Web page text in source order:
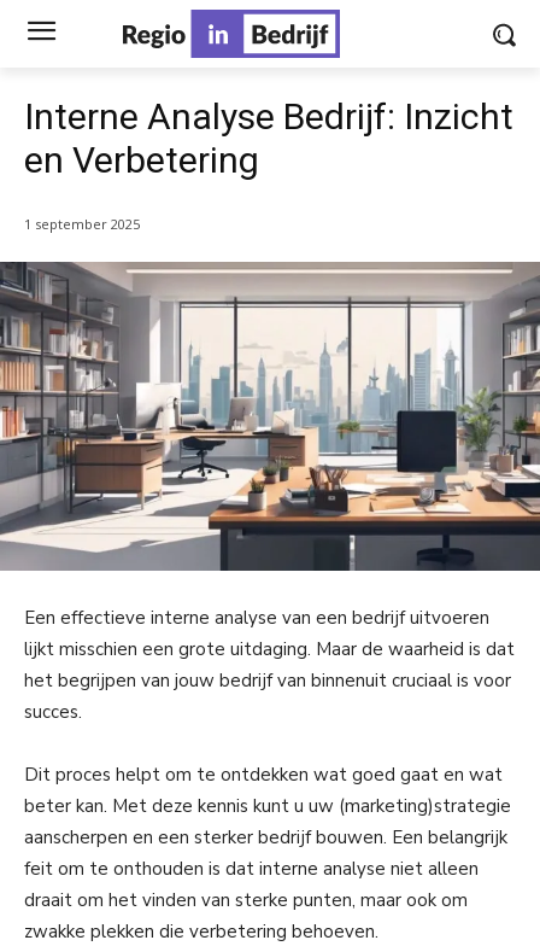
Interne Analyse Bedrijf: Inzicht
en Verbetering
1 september 2025
Een effectieve interne analyse van een bedrijf uitvoeren
lijkt misschien een grote uitdaging. Maar de waarheid is dat
het begrijpen van jouw bedrijf van binnenuit cruciaal is voor
succes.
Dit proces helpt om te ontdekken wat goed gaat en wat
beter kan. Met deze kennis kunt u uw (marketing)strategie
aanscherpen en een sterker bedrijf bouwen. Een belangrijk
feit om te onthouden is dat interne analyse niet alleen
draait om het vinden van sterke punten, maar ook om
zwakke plekken die verbetering behoeven.